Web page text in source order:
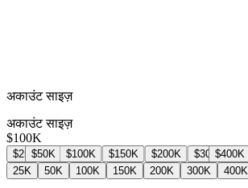
अकाउंट साइज़
अकाउंट साइज़
$100K
$25K$50K $100K $150K $200K $300K$400K
25K
50K 100K 150K 200K 300K 400K